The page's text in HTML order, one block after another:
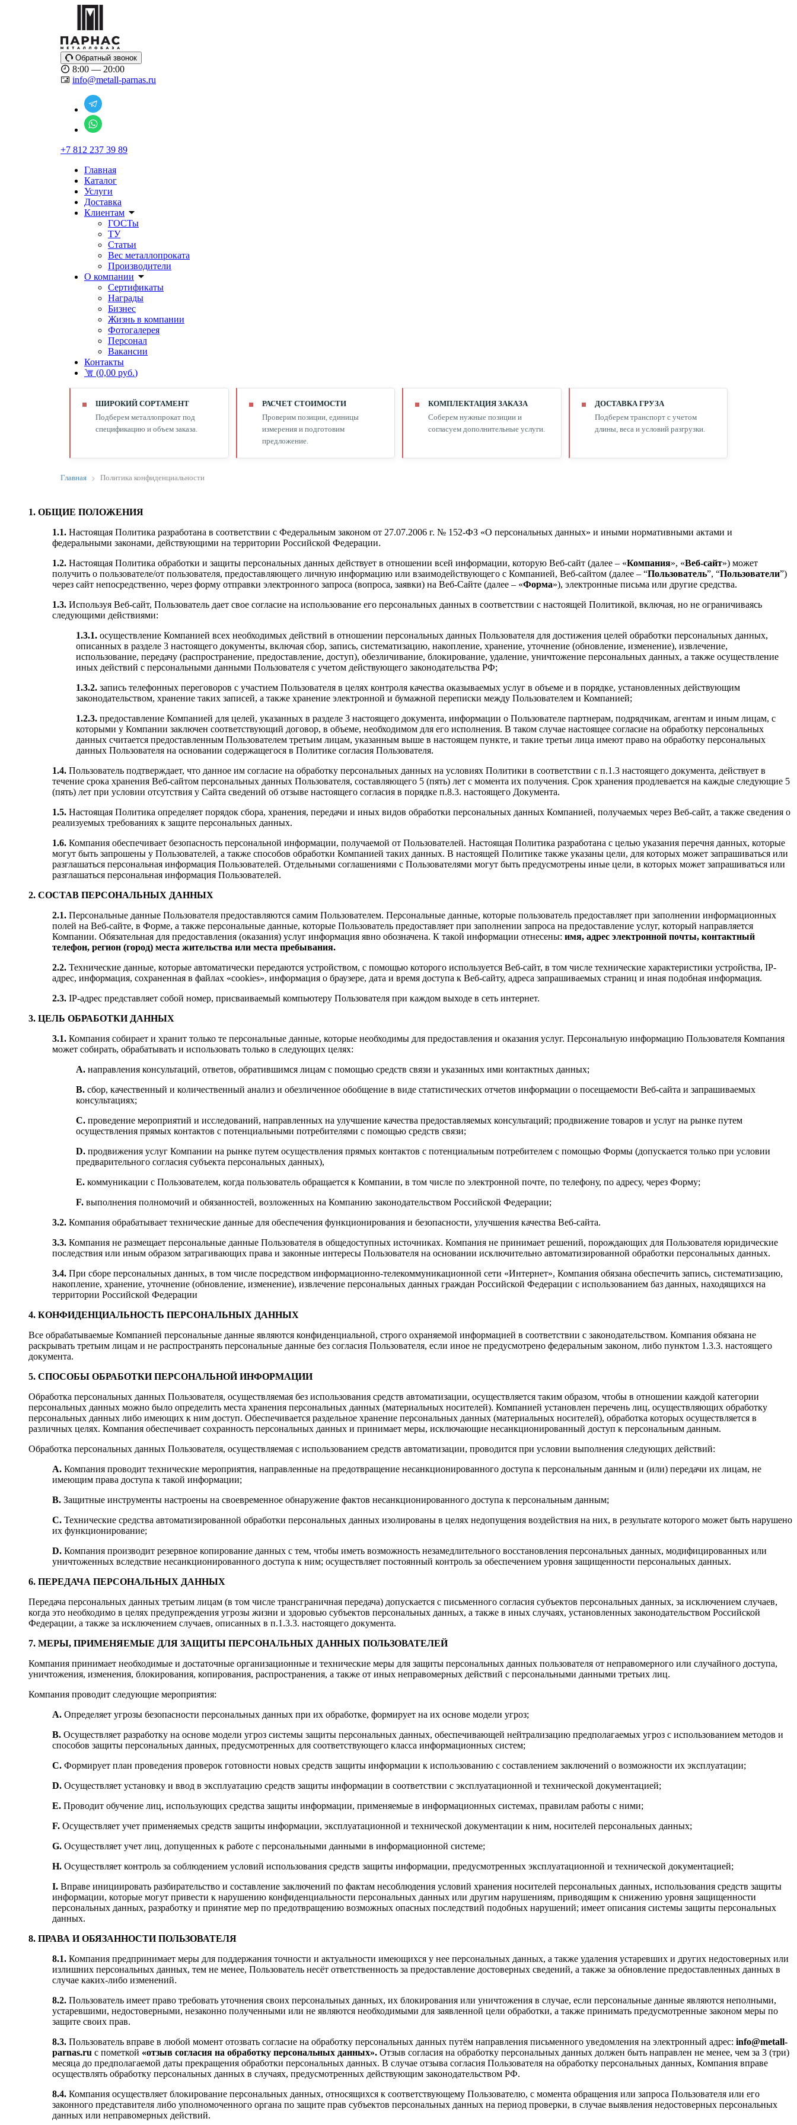
Обратный звонок
8:00 — 20:00
info@metall-parnas.ru
+7 812 237 39 89
Главная
Каталог
Услуги
Доставка
Клиентам
ГОСТы
ТУ
Статьи
Вес металлопроката
Производители
О компании
Сертификаты
Награды
Бизнес
Жизнь в компании
Фотогалерея
Персонал
Вакансии
Контакты
(0,00 руб.)
ШИРОКИЙ СОРТАМЕНТ
Подберем металлопрокат под
спецификацию и объем заказа.
РАСЧЕТ СТОИМОСТИ
Проверим позиции, единицы
измерения и подготовим
предложение.
КОМПЛЕКТАЦИЯ ЗАКАЗА
Соберем нужные позиции и
согласуем дополнительные услуги.
ДОСТАВКА ГРУЗА
Подберем транспорт с учетом
длины, веса и условий разгрузки.
Главная Политика конфиденциальности
1. ОБЩИЕ ПОЛОЖЕНИЯ
1.1. Настоящая Политика разработана в соответствии с Федеральным законом от 27.07.2006 г. № 152-ФЗ «О персональных данных» и иными нормативными актами и
федеральными законами, действующими на территории Российской Федерации.
1.2. Настоящая Политика обработки и защиты персональных данных действует в отношении всей информации, которую Веб-сайт (далее – «Компания», «Веб-сайт») может
получить о пользователе/от пользователя, предоставляющего личную информацию или взаимодействующего с Компанией, Веб-сайтом (далее – “Пользователь”, “Пользователи”)
через сайт непосредственно, через форму отправки электронного запроса (вопроса, заявки) на Веб-Сайте (далее – «Форма»), электронные письма или другие средства.
1.3. Используя Веб-сайт, Пользователь дает свое согласие на использование его персональных данных в соответствии с настоящей Политикой, включая, но не ограничиваясь
следующими действиями:
1.3.1. осуществление Компанией всех необходимых действий в отношении персональных данных Пользователя для достижения целей обработки персональных данных,
описанных в разделе 3 настоящего документы, включая сбор, запись, систематизацию, накопление, хранение, уточнение (обновление, изменение), извлечение,
использование, передачу (распространение, предоставление, доступ), обезличивание, блокирование, удаление, уничтожение персональных данных, а также осуществление
иных действий с персональными данными Пользователя с учетом действующего законодательства РФ;
1.3.2. запись телефонных переговоров с участием Пользователя в целях контроля качества оказываемых услуг в объеме и в порядке, установленных действующим
законодательством, хранение таких записей, а также хранение электронной и бумажной переписки между Пользователем и Компанией;
1.2.3. предоставление Компанией для целей, указанных в разделе 3 настоящего документа, информации о Пользователе партнерам, подрядчикам, агентам и иным лицам, с
которыми у Компании заключен соответствующий договор, в объеме, необходимом для его исполнения. В таком случае настоящее согласие на обработку персональных
данных считается предоставленным Пользователем третьим лицам, указанным выше в настоящем пункте, и такие третьи лица имеют право на обработку персональных
данных Пользователя на основании содержащегося в Политике согласия Пользователя.
1.4. Пользователь подтверждает, что данное им согласие на обработку персональных данных на условиях Политики в соответствии с п.1.3 настоящего документа, действует в
течение срока хранения Веб-сайтом персональных данных Пользователя, составляющего 5 (пять) лет с момента их получения. Срок хранения продлевается на каждые следующие 5
(пять) лет при условии отсутствия у Сайта сведений об отзыве настоящего согласия в порядке п.8.3. настоящего Документа.
1.5. Настоящая Политика определяет порядок сбора, хранения, передачи и иных видов обработки персональных данных Компанией, получаемых через Веб-сайт, а также сведения о
реализуемых требованиях к защите персональных данных.
1.6. Компания обеспечивает безопасность персональной информации, получаемой от Пользователей. Настоящая Политика разработана с целью указания перечня данных, которые
могут быть запрошены у Пользователей, а также способов обработки Компанией таких данных. В настоящей Политике также указаны цели, для которых может запрашиваться или
разглашаться персональная информация Пользователей. Отдельными соглашениями с Пользователями могут быть предусмотрены иные цели, в которых может запрашиваться или
разглашаться персональная информация Пользователей.
2. СОСТАВ ПЕРСОНАЛЬНЫХ ДАННЫХ
2.1. Персональные данные Пользователя предоставляются самим Пользователем. Персональные данные, которые пользователь предоставляет при заполнении информационных
полей на Веб-сайте, в Форме, а также персональные данные, которые Пользователь предоставляет при заполнении запроса на предоставление услуг, который направляется
Компании. Обязательная для предоставления (оказания) услуг информация явно обозначена. К такой информации отнесены: имя, адрес электронной почты, контактный
телефон, регион (город) места жительства или места пребывания.
2.2. Технические данные, которые автоматически передаются устройством, с помощью которого используется Веб-сайт, в том числе технические характеристики устройства, IP-
адрес, информация, сохраненная в файлах «cookies», информация о браузере, дата и время доступа к Веб-сайту, адреса запрашиваемых страниц и иная подобная информация.
2.3. IP-адрес представляет собой номер, присваиваемый компьютеру Пользователя при каждом выходе в сеть интернет.
3. ЦЕЛЬ ОБРАБОТКИ ДАННЫХ
3.1. Компания собирает и хранит только те персональные данные, которые необходимы для предоставления и оказания услуг. Персональную информацию Пользователя Компания
может собирать, обрабатывать и использовать только в следующих целях:
А. направления консультаций, ответов, обратившимся лицам с помощью средств связи и указанных ими контактных данных;
B. сбор, качественный и количественный анализ и обезличенное обобщение в виде статистических отчетов информации о посещаемости Веб-сайта и запрашиваемых
консультациях;
C. проведение мероприятий и исследований, направленных на улучшение качества предоставляемых консультаций; продвижение товаров и услуг на рынке путем
осуществления прямых контактов с потенциальными потребителями с помощью средств связи;
D. продвижения услуг Компании на рынке путем осуществления прямых контактов с потенциальным потребителем с помощью Формы (допускается только при условии
предварительного согласия субъекта персональных данных),
E. коммуникации с Пользователем, когда пользователь обращается к Компании, в том числе по электронной почте, по телефону, по адресу, через Форму;
F. выполнения полномочий и обязанностей, возложенных на Компанию законодательством Российской Федерации;
3.2. Компания обрабатывает технические данные для обеспечения функционирования и безопасности, улучшения качества Веб-сайта.
3.3. Компания не размещает персональные данные Пользователя в общедоступных источниках. Компания не принимает решений, порождающих для Пользователя юридические
последствия или иным образом затрагивающих права и законные интересы Пользователя на основании исключительно автоматизированной обработки персональных данных.
3.4. При сборе персональных данных, в том числе посредством информационно-телекоммуникационной сети «Интернет», Компания обязана обеспечить запись, систематизацию,
накопление, хранение, уточнение (обновление, изменение), извлечение персональных данных граждан Российской Федерации с использованием баз данных, находящихся на
территории Российской Федерации
4. КОНФИДЕНЦИАЛЬНОСТЬ ПЕРСОНАЛЬНЫХ ДАННЫХ
Все обрабатываемые Компанией персональные данные являются конфиденциальной, строго охраняемой информацией в соответствии с законодательством. Компания обязана не
раскрывать третьим лицам и не распространять персональные данные без согласия Пользователя, если иное не предусмотрено федеральным законом, либо пунктом 1.3.3. настоящего
документа.
5. СПОСОБЫ ОБРАБОТКИ ПЕРСОНАЛЬНОЙ ИНФОРМАЦИИ
Обработка персональных данных Пользователя, осуществляемая без использования средств автоматизации, осуществляется таким образом, чтобы в отношении каждой категории
персональных данных можно было определить места хранения персональных данных (материальных носителей). Компанией установлен перечень лиц, осуществляющих обработку
персональных данных либо имеющих к ним доступ. Обеспечивается раздельное хранение персональных данных (материальных носителей), обработка которых осуществляется в
различных целях. Компания обеспечивает сохранность персональных данных и принимает меры, исключающие несанкционированный доступ к персональным данным.
Обработка персональных данных Пользователя, осуществляемая с использованием средств автоматизации, проводится при условии выполнения следующих действий:
A. Компания проводит технические мероприятия, направленные на предотвращение несанкционированного доступа к персональным данным и (или) передачи их лицам, не
имеющим права доступа к такой информации;
B. Защитные инструменты настроены на своевременное обнаружение фактов несанкционированного доступа к персональным данным;
C. Технические средства автоматизированной обработки персональных данных изолированы в целях недопущения воздействия на них, в результате которого может быть нарушено
их функционирование;
D. Компания производит резервное копирование данных с тем, чтобы иметь возможность незамедлительного восстановления персональных данных, модифицированных или
уничтоженных вследствие несанкционированного доступа к ним; осуществляет постоянный контроль за обеспечением уровня защищенности персональных данных.
6. ПЕРЕДАЧА ПЕРСОНАЛЬНЫХ ДАННЫХ
Передача персональных данных третьим лицам (в том числе трансграничная передача) допускается с письменного согласия субъектов персональных данных, за исключением случаев,
когда это необходимо в целях предупреждения угрозы жизни и здоровью субъектов персональных данных, а также в иных случаях, установленных законодательством Российской
Федерации, а также за исключением случаев, описанных в п.1.3.3. настоящего документа.
7. МЕРЫ, ПРИМЕНЯЕМЫЕ ДЛЯ ЗАЩИТЫ ПЕРСОНАЛЬНЫХ ДАННЫХ ПОЛЬЗОВАТЕЛЕЙ
Компания принимает необходимые и достаточные организационные и технические меры для защиты персональных данных пользователя от неправомерного или случайного доступа,
уничтожения, изменения, блокирования, копирования, распространения, а также от иных неправомерных действий с персональными данными третьих лиц.
Компания проводит следующие мероприятия:
A. Определяет угрозы безопасности персональных данных при их обработке, формирует на их основе модели угроз;
B. Осуществляет разработку на основе модели угроз системы защиты персональных данных, обеспечивающей нейтрализацию предполагаемых угроз с использованием методов и
способов защиты персональных данных, предусмотренных для соответствующего класса информационных систем;
C. Формирует план проведения проверок готовности новых средств защиты информации к использованию с составлением заключений о возможности их эксплуатации;
D. Осуществляет установку и ввод в эксплуатацию средств защиты информации в соответствии с эксплуатационной и технической документацией;
E. Проводит обучение лиц, использующих средства защиты информации, применяемые в информационных системах, правилам работы с ними;
F. Осуществляет учет применяемых средств защиты информации, эксплуатационной и технической документации к ним, носителей персональных данных;
G. Осуществляет учет лиц, допущенных к работе с персональными данными в информационной системе;
H. Осуществляет контроль за соблюдением условий использования средств защиты информации, предусмотренных эксплуатационной и технической документацией;
I. Вправе инициировать разбирательство и составление заключений по фактам несоблюдения условий хранения носителей персональных данных, использования средств защиты
информации, которые могут привести к нарушению конфиденциальности персональных данных или другим нарушениям, приводящим к снижению уровня защищенности
персональных данных, разработку и принятие мер по предотвращению возможных опасных последствий подобных нарушений; имеет описания системы защиты персональных
данных.
8. ПРАВА И ОБЯЗАННОСТИ ПОЛЬЗОВАТЕЛЯ
8.1. Компания предпринимает меры для поддержания точности и актуальности имеющихся у нее персональных данных, а также удаления устаревших и других недостоверных или
излишних персональных данных, тем не менее, Пользователь несёт ответственность за предоставление достоверных сведений, а также за обновление предоставленных данных в
случае каких-либо изменений.
8.2. Пользователь имеет право требовать уточнения своих персональных данных, их блокирования или уничтожения в случае, если персональные данные являются неполными,
устаревшими, недостоверными, незаконно полученными или не являются необходимыми для заявленной цели обработки, а также принимать предусмотренные законом меры по
защите своих прав.
8.3. Пользователь вправе в любой момент отозвать согласие на обработку персональных данных путём направления письменного уведомления на электронный адрес: info@metall-
parnas.ru с пометкой «отзыв согласия на обработку персональных данных». Отзыв согласия на обработку персональных данных должен быть направлен не менее, чем за 3 (три)
месяца до предполагаемой даты прекращения обработки персональных данных. В случае отзыва согласия Пользователя на обработку персональных данных, Компания вправе
осуществлять обработку персональных данных в случаях, предусмотренных действующим законодательством РФ.
8.4. Компания осуществляет блокирование персональных данных, относящихся к соответствующему Пользователю, с момента обращения или запроса Пользователя или его
законного представителя либо уполномоченного органа по защите прав субъектов персональных данных на период проверки, в случае выявления недостоверных персональных
данных или неправомерных действий.